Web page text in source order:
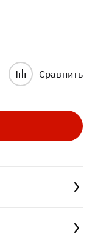
Сравнить